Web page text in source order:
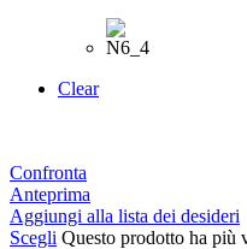
Clear
Confronta
Anteprima
Aggiungi alla lista dei desideri
Scegli Questo prodotto ha più